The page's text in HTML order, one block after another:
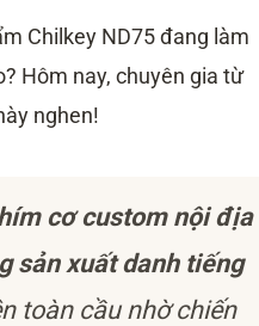
Chilkey ND75 đang làm
Hôm nay, chuyên gia từ
nghen!
cơ custom nội địa
sản xuất danh tiếng
toàn cầu nhờ chiến